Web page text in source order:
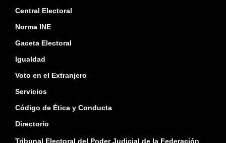
Central Electoral
Norma INE
Gaceta Electoral
Igualdad
Voto en el Extranjero
Servicios
Código de Ética y Conducta
Directorio
Tribunal Electoral del Poder Judicial de la Federación